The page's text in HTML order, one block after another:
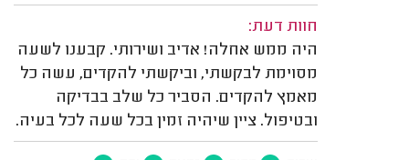
חוות דעת:
היה ממש אחלה! אדיב ושירותי. קבענו לשעה
מסוימת לבקשתי, וביקשתי להקדים, עשה כל
מאמץ להקדים. הסביר כל שלב בבדיקה
ובטיפול. ציין שיהיה זמין בכל שעה לכל בעיה.